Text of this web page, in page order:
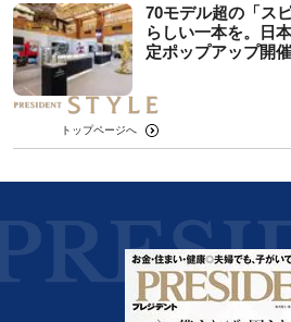
70モデル超の「ス
らしい一本を。日
定ポップアップ開催
トップページへ